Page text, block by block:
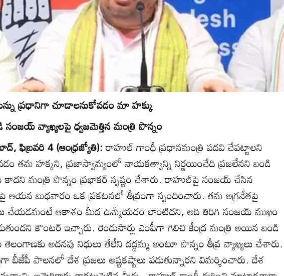
ప్రధానిగా చూడాలనుకోవడం మా హక్కు
సంజయ్‌ వ్యాఖ్యలపై ధ్వజమెత్తిన మంత్రి పొన్నం
ఫిబ్రవరి 4 (ఆంధ్రజ్యోతి):రాహుల్‌ గాంధీ ప్రధానమంత్రి పదవి చేపట్టాలని
తమ హక్కని, ప్రజాస్వామ్యంలో నాయకత్వాన్ని నిర్ణయించేది ప్రజలేనని బండి
మంత్రి పొన్నం ప్రభాకర్‌ స్పష్టం చేశారు. రాహుల్‌పై సంజయ్‌ చేసిన
ఆయన బుధవారం ఒక ప్రకటనలో తీవ్రంగా స్పందించారు. తమ అగ్రనేతపై
చేయడమంటే ఆకాశం మీద ఉమ్మేయడం లాంటిదని, అది తిరిగి సంజయ్‌ ముఖం
కౌంటర్‌ ఇచ్చారు. రెండుసార్లు ఎంపీగా గెలిచి కేంద్ర మంత్రి అయిన బండి
అదనపు నిధులు తేలేని దద్దమ్మ అంటూ పొన్నం తీవ్ర వ్యాఖ్యలు చేశారు.
బీజేపీ పాలనలో దేశ ప్రజలు అష్టకష్టాలు పడుతున్నారని విమర్శించారు. దేశ